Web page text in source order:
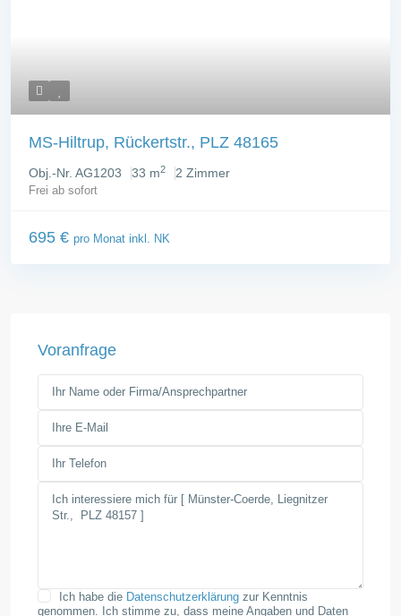
MS-Hiltrup, Rückertstr., PLZ 48165
Obj.-Nr. AG1203 33 m2 2 Zimmer
Frei ab sofort
695 € pro Monat inkl. NK
Voranfrage
Ich habe die Datenschutzerklärung zur Kenntnis
genommen. Ich stimme zu, dass meine Angaben und Daten